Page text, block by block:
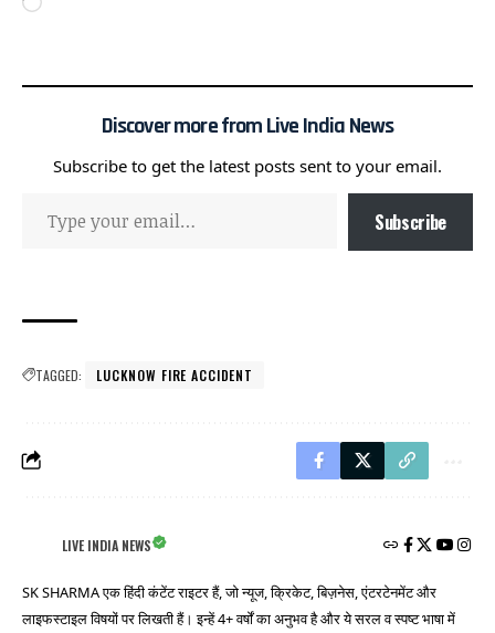
Discover more from Live India News
Subscribe to get the latest posts sent to your email.
Subscribe
TAGGED: LUCKNOW FIRE ACCIDENT
LIVE INDIA NEWS
SK SHARMA एक हिंदी कंटेंट राइटर हैं, जो न्यूज, क्रिकेट, बिज़नेस, एंटरटेनमेंट और
लाइफस्टाइल विषयों पर लिखती हैं। इन्हें 4+ वर्षों का अनुभव है और ये सरल व स्पष्ट भाषा में